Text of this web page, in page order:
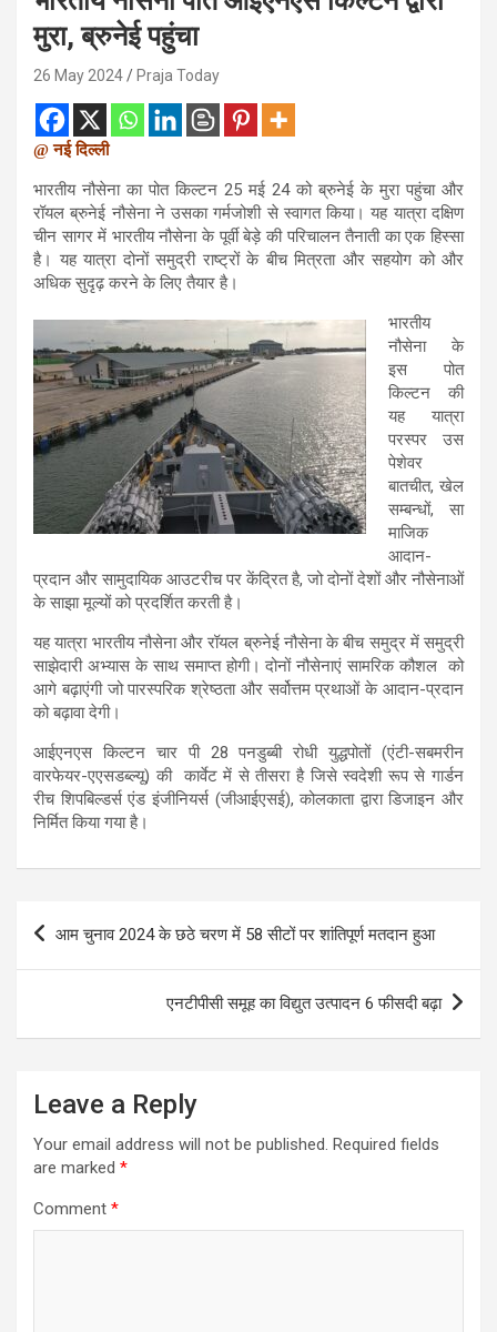
मुरा, ब्रुनेई पहुंचा
26 May 2024 Praja Today
@ नई दिल्ली
भारतीय नौसेना का पोत किल्टन 25 मई 24 को ब्रुनेई के मुरा पहुंचा और
रॉयल ब्रुनेई नौसेना ने उसका गर्मजोशी से स्वागत किया। यह यात्रा दक्षिण
चीन सागर में भारतीय नौसेना के पूर्वी बेड़े की परिचालन तैनाती का एक हिस्सा
है। यह यात्रा दोनों समुद्री राष्ट्रों के बीच मित्रता और सहयोग को और
अधिक सुदृढ़ करने के लिए तैयार है।
भारतीय
नौसेना के
इस पोत
किल्टन की
यह यात्रा
परस्पर उस
पेशेवर
बातचीत, खेल
सम्बन्धों, सा
माजिक
आदान-
प्रदान और सामुदायिक आउटरीच पर केंद्रित है, जो दोनों देशों और नौसेनाओं
के साझा मूल्यों को प्रदर्शित करती है।
यह यात्रा भारतीय नौसेना और रॉयल ब्रुनेई नौसेना के बीच समुद्र में समुद्री
साझेदारी अभ्यास के साथ समाप्त होगी। दोनों नौसेनाएं सामरिक कौशल को
आगे बढ़ाएंगी जो पारस्परिक श्रेष्ठता और सर्वोत्तम प्रथाओं के आदान-प्रदान
को बढ़ावा देगी।
आईएनएस किल्टन चार पी 28 पनडुब्बी रोधी युद्धपोतों (एंटी-सबमरीन
वारफेयर-एएसडब्ल्यू) की कार्वेट में से तीसरा है जिसे स्वदेशी रूप से गार्डन
रीच शिपबिल्डर्स एंड इंजीनियर्स (जीआईएसई), कोलकाता द्वारा डिजाइन और
निर्मित किया गया है।
Post
navigation
आम चुनाव 2024 के छठे चरण में 58 सीटों पर शांतिपूर्ण मतदान हुआ
एनटीपीसी समूह का विद्युत उत्पादन 6 फीसदी बढ़ा
Leave a Reply
Your email address will not be published. Required fields
are marked *
Comment *